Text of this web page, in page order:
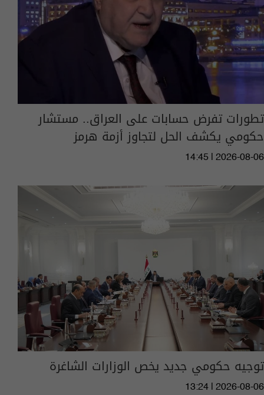
تطورات تفرض حسابات على العراق.. مستشار
حكومي يكشف الحل لتجاوز أزمة هرمز
14:45 | 2026-08-06
توجيه حكومي جديد يخص الوزارات الشاغرة
13:24 | 2026-08-06